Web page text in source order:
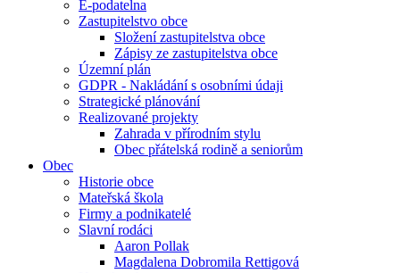
E-podatelna
Zastupitelstvo obce
Složení zastupitelstva obce
Zápisy ze zastupitelstva obce
Územní plán
GDPR - Nakládání s osobními údaji
Strategické plánování
Realizované projekty
Zahrada v přírodním stylu
Obec přátelská rodině a seniorům
Obec
Historie obce
Mateřská škola
Firmy a podnikatelé
Slavní rodáci
Aaron Pollak
Magdalena Dobromila Rettigová